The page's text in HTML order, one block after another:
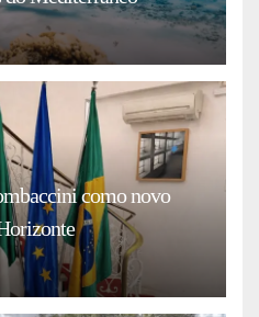
como novo